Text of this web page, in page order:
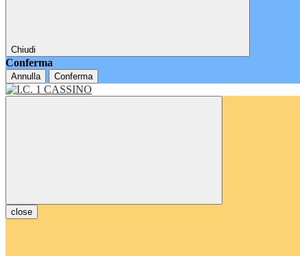
Chiudi
Conferma
Annulla Conferma
close